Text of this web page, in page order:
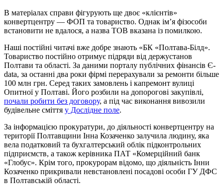
В матеріалах справи фігурують ще двоє «клієнтів»
конвертцентру — ФОП та товариство. Однак ім’я фізособи
встановити не вдалося, а назва ТОВ вказана із помилкою.
Наші постійні читачі вже добре знають «БК «Полтава-Білд».
Товариство постійно отримує підряди від держустанов
Полтави та області. За даними порталу публічних фінансів Є-
data, за останні два роки фірмі перерахували за ремонти більше
100 млн грн. Серед таких замовлень і капремонт вулиці
Опитної у Полтаві. Його розбили на допорогові закупівлі,
почали робити без договору, а під час виконання вивозили
будівельне сміття у Дослідне поле.
За інформацією прокуратури, до діяльності конвертцентру на
території Полтавщини Інна Козаченко залучила людину, яка
вела податковий та бухгалтерський облік підконтрольних
підприємств, а також керівника ПАТ «Комерційний банк
«Глобус». Крім того, прокурорам відомо, що діяльність Інни
Козаченко прикривали невстановлені посадові особи ГУ ДФС
в Полтавській області.